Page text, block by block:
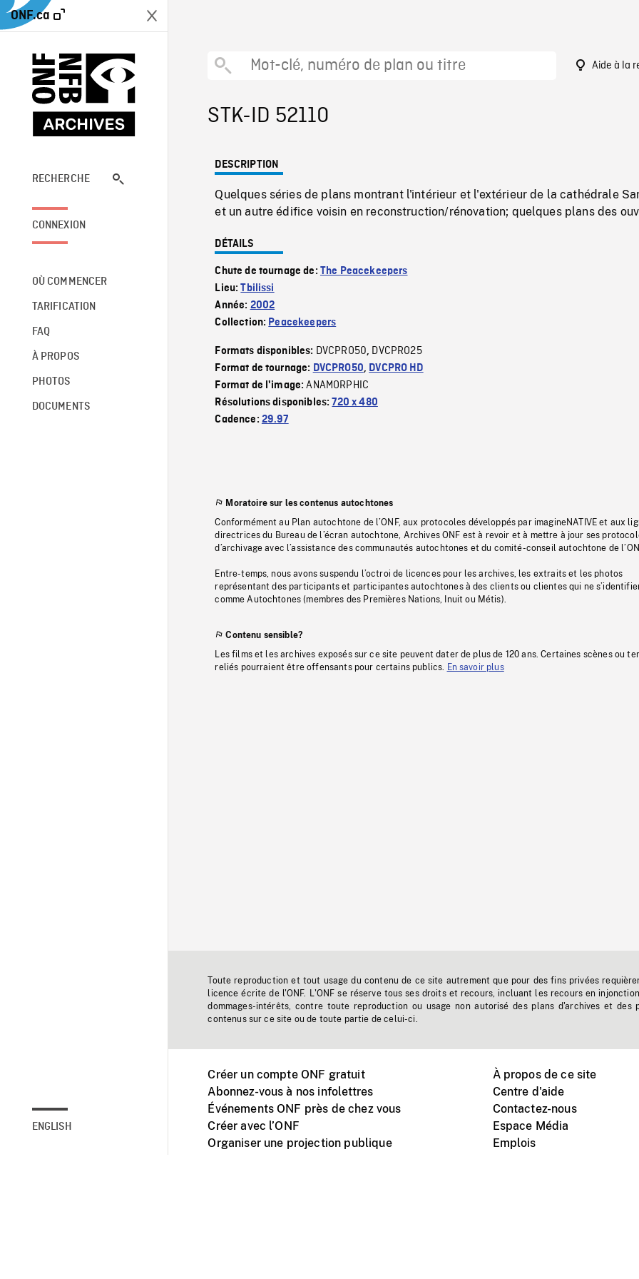
ONF.ca
RECHERCHE
CONNEXION
OÙ COMMENCER
TARIFICATION
FAQ
À PROPOS
PHOTOS
DOCUMENTS
ENGLISH
Aide à la
STK-ID 52110
DESCRIPTION
Quelques séries de plans montrant l'intérieur et l'extérieur de la cathédrale
et un autre édifice voisin en reconstruction/rénovation; quelques plans des
DÉTAILS
Chute de tournage de: The Peacekeepers
Lieu:Tbilissi
Année: 2002
Collection: Peacekeepers
Formats disponibles: DVCPRO50, DVCPRO25
Format de tournage: DVCPRO50, DVCPRO HD
Format de l'image:ANAMORPHIC
Résolutions disponibles:720 x 480
Cadence: 29.97
Moratoire sur les contenus autochtones
Conformément au Plan autochtone de l’ONF, aux protocoles développés par imagineNATIVE et aux
directrices du Bureau de l’écran autochtone, Archives ONF est à revoir et à mettre à jour ses
d’archivage avec l’assistance des communautés autochtones et du comité-conseil autochtone de
Entre-temps, nous avons suspendu l’octroi de licences pour les archives, les extraits et les photos
représentant des participants et participantes autochtones à des clients ou clientes qui ne
comme Autochtones (membres des Premières Nations, Inuit ou Métis).
Contenu sensible?
Les films et les archives exposés sur ce site peuvent dater de plus de 120 ans. Certaines scènes ou
reliés pourraient être offensants pour certains publics. En savoir plus
Toute reproduction et tout usage du contenu de ce site autrement que pour des fins privées
licence écrite de l'ONF. L'ONF se réserve tous ses droits et recours, incluant les recours en
dommages-intérêts, contre toute reproduction ou usage non autorisé des plans d'archives et des
contenus sur ce site ou de toute partie de celui-ci.
Créer un compte ONF gratuit
Abonnez-vous à nos infolettres
Événements ONF près de chez vous
Créer avec l’ONF
Organiser une projection publique
À propos de ce site
Centre d'aide
Contactez-nous
Espace Média
Emplois